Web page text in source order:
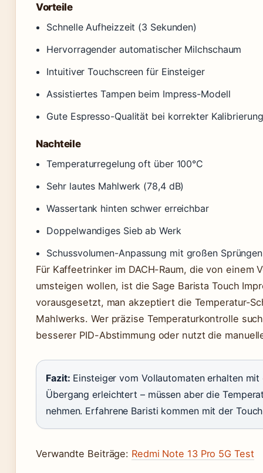
Vorteile
Schnelle Aufheizzeit (3 Sekunden)
Hervorragender automatischer Milchschaum
Intuitiver Touchscreen für Einsteiger
Assistiertes Tampen beim Impress-Modell
Gute Espresso-Qualität bei korrekter Kalibrierung
Nachteile
Temperaturregelung oft über 100°C
Sehr lautes Mahlwerk (78,4 dB)
Wassertank hinten schwer erreichbar
Doppelwandiges Sieb ab Werk
Schussvolumen-Anpassung mit großen Sprüngen
Für Kaffeetrinker im DACH-Raum, die von einem
umsteigen wollen, ist die Sage Barista Touch
vorausgesetzt, man akzeptiert die Temperatur-
Mahlwerks. Wer präzise Temperaturkontrolle
besserer PID-Abstimmung oder nutzt die
Fazit: Einsteiger vom Vollautomaten erhalten
Übergang erleichtert – müssen aber die
nehmen. Erfahrene Baristi kommen mit der
Verwandte Beiträge: Redmi Note 13 Pro 5G Test